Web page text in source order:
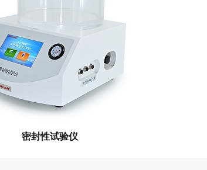
密封性试验仪